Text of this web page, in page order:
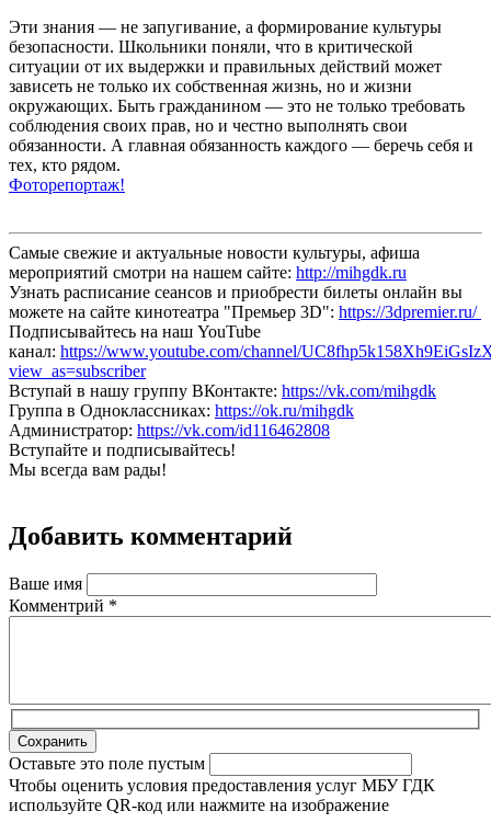
Эти знания — не запугивание, а формирование культуры
безопасности. Школьники поняли, что в критической
ситуации от их выдержки и правильных действий может
зависеть не только их собственная жизнь, но и жизни
окружающих. Быть гражданином — это не только требовать
соблюдения своих прав, но и честно выполнять свои
обязанности. А главная обязанность каждого — беречь себя и
тех, кто рядом.
Фоторепортаж!
Самые свежие и актуальные новости культуры, афиша
мероприятий смотри на нашем сайте: http://mihgdk.ru
Узнать расписание сеансов и приобрести билеты онлайн вы
можете на сайте кинотеатра "Премьер 3D": https://3dpremier.ru/
Подписывайтесь на наш YouTube
канал: https://www.youtube.com/channel/
view_as=subscriber
Вступай в нашу группу ВКонтакте: https://vk.com/mihgdk
Группа в Одноклассниках: https://ok.ru/mihgdk
Администратор: https://vk.com/id116462808
Вступайте и подписывайтесь!
Мы всегда вам рады!
Добавить комментарий
Ваше имя
Комментрий *
Оставьте это поле пустым
Чтобы оценить условия предоставления услуг МБУ ГДК
используйте QR-код или нажмите на изображение